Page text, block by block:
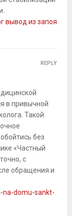
вывод из запоя
в привычной
Такой
без
«Частный
с
обращения и
na-domu-sankt-
REPLY